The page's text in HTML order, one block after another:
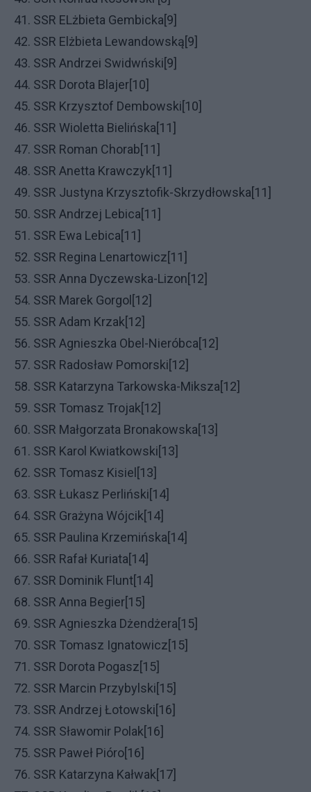
41. SSR ELżbieta Gembicka[9]
42. SSR Elżbieta Lewandowską[9]
43. SSR Andrzei Swidwński[9]
44. SSR Dorota Blajer[10]
45. SSR Krzysztof Dembowski[10]
46. SSR Wioletta Bielińska[11]
47. SSR Roman Chorab[11]
48. SSR Anetta Krawczyk[11]
49. SSR Justyna Krzysztofik-Skrzydłowska[11]
50. SSR Andrzej Lebica[11]
51. SSR Ewa Lebica[11]
52. SSR Regina Lenartowicz[11]
53. SSR Anna Dyczewska-Lizon[12]
54. SSR Marek Gorgol[12]
55. SSR Adam Krzak[12]
56. SSR Agnieszka Obel-Nieróbca[12]
57. SSR Radosław Pomorski[12]
58. SSR Katarzyna Tarkowska-Miksza[12]
59. SSR Tomasz Trojak[12]
60. SSR Małgorzata Bronakowska[13]
61. SSR Karol Kwiatkowski[13]
62. SSR Tomasz Kisiel[13]
63. SSR Łukasz Perliński[14]
64. SSR Grażyna Wójcik[14]
65. SSR Paulina Krzemińska[14]
66. SSR Rafał Kuriata[14]
67. SSR Dominik Flunt[14]
68. SSR Anna Begier[15]
69. SSR Agnieszka Dżendżera[15]
70. SSR Tomasz Ignatowicz[15]
71. SSR Dorota Pogasz[15]
72. SSR Marcin Przybylski[15]
73. SSR Andrzej Łotowski[16]
74. SSR Sławomir Polak[16]
75. SSR Paweł Pióro[16]
76. SSR Katarzyna Kałwak[17]